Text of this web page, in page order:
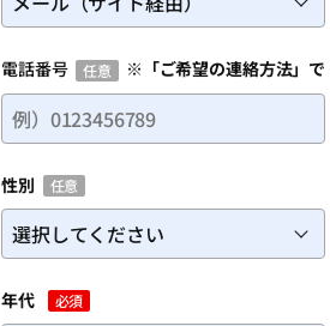
電話番号 任意 ※「ご希望の連絡方法」で
性別 任意
年代 必須